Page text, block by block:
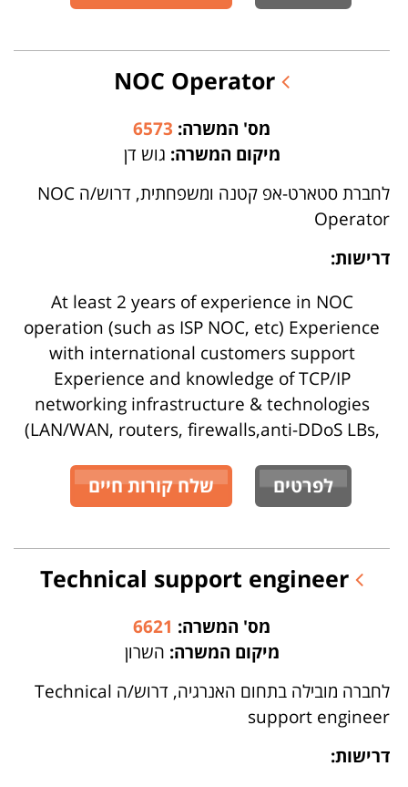
מס' המשרה: 6573
מיקום המשרה: גוש דן
לחברת סטארט-אפ קטנה ומשפחתית, דרוש/ה NOC
Operator
דרישות:
At least 2 years of experience in NOC
operation (such as ISP NOC, etc) Experience
with international customers support
Experience and knowledge of TCP/IP
networking infrastructure & technologies
(LAN/WAN, routers, firewalls,anti-DDoS LBs,
לפרטים שלח קורות חיים
מס' המשרה: 6621
מיקום המשרה: השרון
לחברה מובילה בתחום האנרגיה, דרוש/ה Technical
support engineer
דרישות: